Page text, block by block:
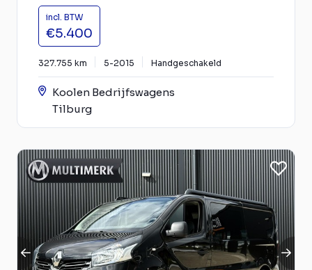
incl. BTW
€5.400
327.755 km 5-2015 Handgeschakeld
Koolen Bedrijfswagens
Tilburg